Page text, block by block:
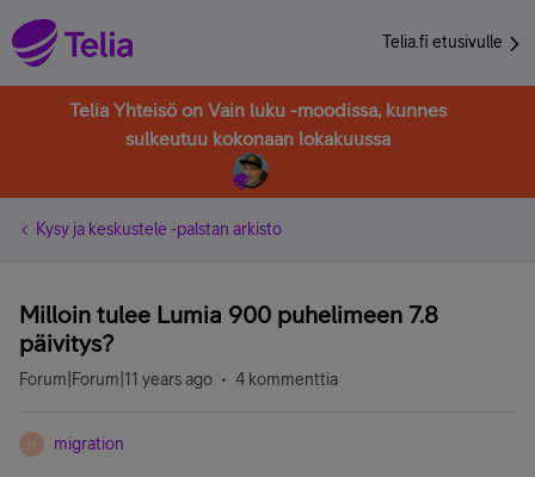
Telia.fi etusivulle
Telia Yhteisö on Vain luku -moodissa, kunnes
sulkeutuu kokonaan lokakuussa
Kysy ja keskustele -palstan arkisto
Milloin tulee Lumia 900 puhelimeen 7.8
päivitys?
Forum|Forum|11 years ago 4 kommenttia
M migration